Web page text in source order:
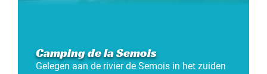
Camping de la Semois
Gelegen aan de rivier de Semois in het zuiden